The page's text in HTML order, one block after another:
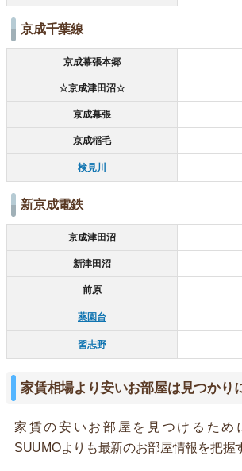
京成千葉線
京成幕張本郷
☆京成津田沼☆
京成幕張
京成稲毛
検見川
新京成電鉄
京成津田沼
新津田沼
前原
薬園台
習志野
家賃相場より安いお部屋は見つかり
家賃の安いお部屋を見つけるため
SUUMOよりも最新のお部屋情報を把握